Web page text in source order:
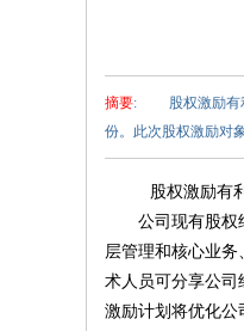
摘要: 股权激励有利
份。此次股权激励对
股权激励有利
公司现有股权结
层管理和核心业
术人员可分享公司
激励计划将优化公